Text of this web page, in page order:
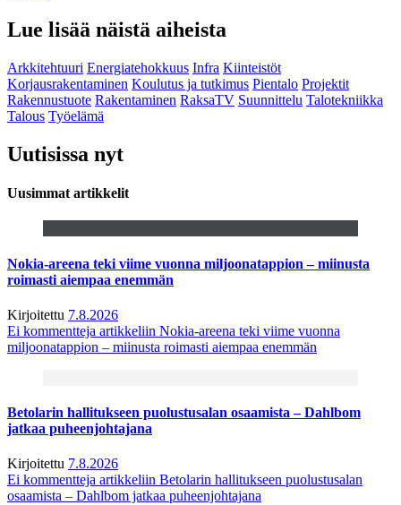
Lue lisää näistä aiheista
Arkkitehtuuri Energiatehokkuus Infra Kiinteistöt
Korjausrakentaminen Koulutus ja tutkimus Pientalo Projektit
Rakennustuote Rakentaminen RaksaTV Suunnittelu Talotekniikka
Talous Työelämä
Uutisissa nyt
Uusimmat artikkelit
Nokia-areena teki viime vuonna miljoonatappion – miinusta
roimasti aiempaa enemmän
Kirjoitettu 7.8.2026
Ei kommentteja artikkeliin Nokia-areena teki viime vuonna
miljoonatappion – miinusta roimasti aiempaa enemmän
Betolarin hallitukseen puolustusalan osaamista – Dahlbom
jatkaa puheenjohtajana
Kirjoitettu 7.8.2026
Ei kommentteja artikkeliin Betolarin hallitukseen puolustusalan
osaamista – Dahlbom jatkaa puheenjohtajana